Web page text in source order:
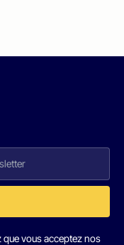
vous acceptez nos